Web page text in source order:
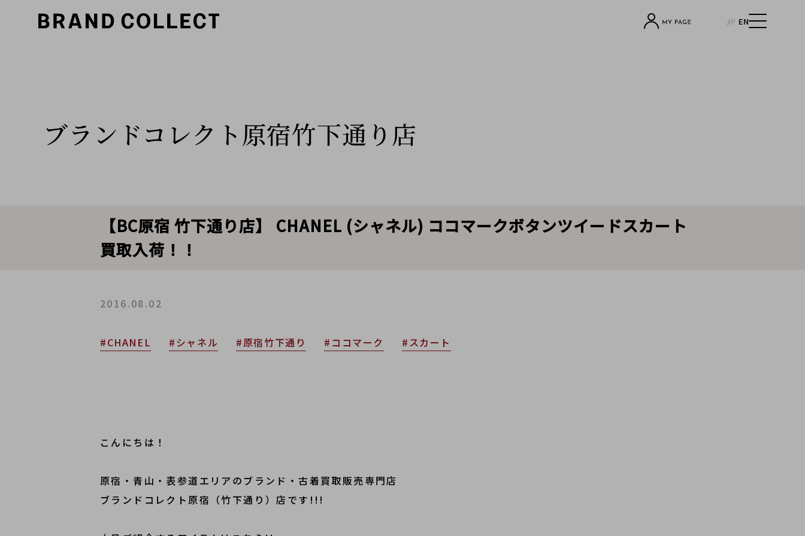
JP EN
ブランドコレクト原宿竹下通り店
【BC原宿 竹下通り店】 CHANEL (シャネル) ココマークボタンツイードスカート
買取入荷！！
2016.08.02
#CHANEL #シャネル #原宿竹下通り #ココマーク #スカート
こんにちは！
原宿・青山・表参道エリアのブランド・古着買取販売専門店
ブランドコレクト原宿（竹下通り）店です!!!